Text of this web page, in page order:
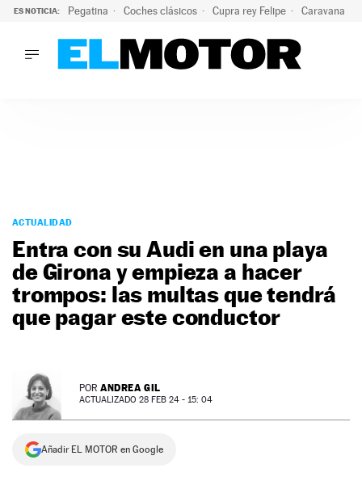
ES NOTICIA: Pegatina Coches clásicos Cupra rey Felipe Caravana
PODCAST
MOTOS
TECNOLOGÍA
SUPERCOCHES
PREMIOS
NEWSLETTER
ACTUALIDAD
Entra con su Audi en una playa
de Girona y empieza a hacer
trompos: las multas que tendrá
que pagar este conductor
POR ANDREA GIL
ACTUALIZADO 28 FEB 24 - 15: 04
Añadir EL MOTOR en Google